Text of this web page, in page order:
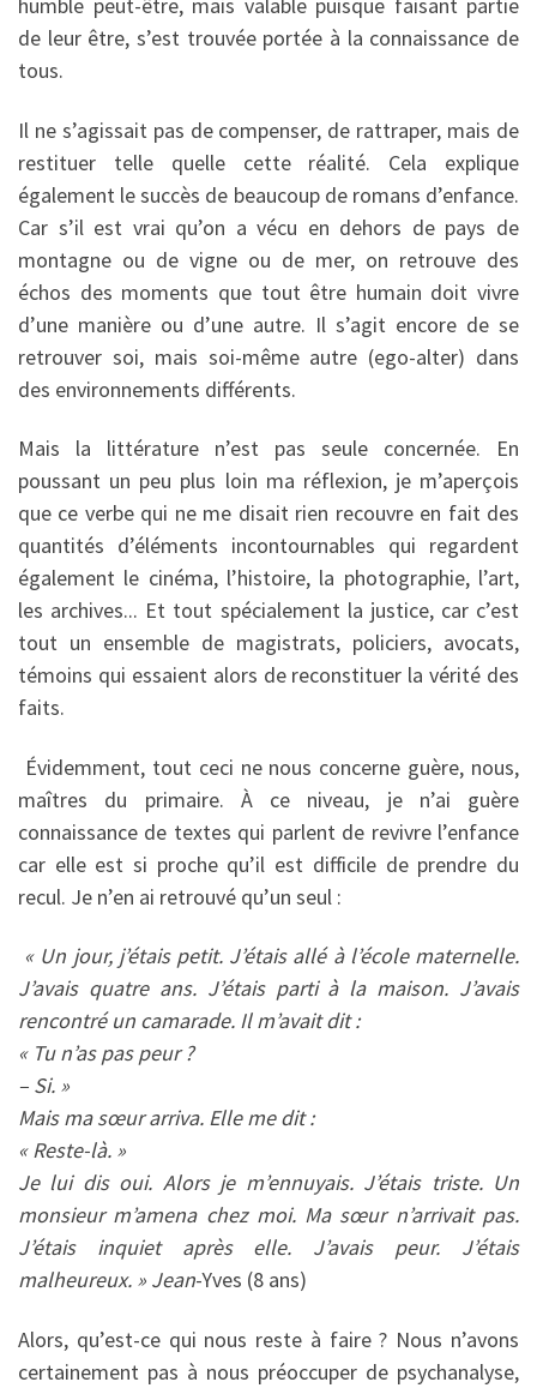
de leur être, s’est trouvée portée à la connaissance de
tous.
Il ne s’agissait pas de compenser, de rattraper, mais de
restituer telle quelle cette réalité. Cela explique
également le succès de beaucoup de romans d’enfance.
Car s’il est vrai qu’on a vécu en dehors de pays de
montagne ou de vigne ou de mer, on retrouve des
échos des moments que tout être humain doit vivre
d’une manière ou d’une autre. Il s’agit encore de se
retrouver soi, mais soi-même autre (ego-alter) dans
des environnements différents.
Mais la littérature n’est pas seule concernée. En
poussant un peu plus loin ma réflexion, je m’aperçois
que ce verbe qui ne me disait rien recouvre en fait des
quantités d’éléments incontournables qui regardent
également le cinéma, l’histoire, la photographie, l’art,
les archives... Et tout spécialement la justice, car c’est
tout un ensemble de magistrats, policiers, avocats,
témoins qui essaient alors de reconstituer la vérité des
faits.
Évidemment, tout ceci ne nous concerne guère, nous,
maîtres du primaire. À ce niveau, je n’ai guère
connaissance de textes qui parlent de revivre l’enfance
car elle est si proche qu’il est difficile de prendre du
recul. Je n’en ai retrouvé qu’un seul :
« Un jour, j’étais petit. J’étais allé à l’école maternelle.
J’avais quatre ans. J’étais parti à la maison. J’avais
rencontré un camarade. Il m’avait dit :
« Tu n’as pas peur ?
– Si. »
Mais ma sœur arriva. Elle me dit :
« Reste-là. »
Je lui dis oui. Alors je m’ennuyais. J’étais triste. Un
monsieur m’amena chez moi. Ma sœur n’arrivait pas.
J’étais inquiet après elle. J’avais peur. J’étais
malheureux. » Jean-Yves (8 ans)
Alors, qu’est-ce qui nous reste à faire ? Nous n’avons
certainement pas à nous préoccuper de psychanalyse,